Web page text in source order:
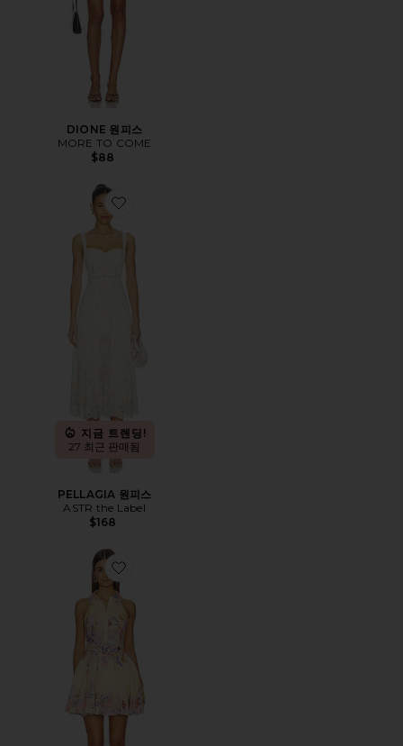
DIONE 원피스
MORE TO COME
$88
Favorite PELLAGIA 원피스
지금 트렌딩!
27 최근 판매됨
PELLAGIA 원피스
ASTR the Label
$168
Favorite DRESS 원피스